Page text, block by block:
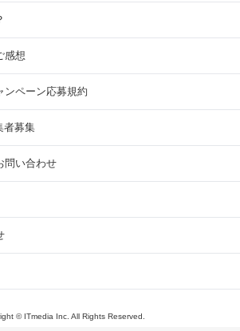
感想
ンペーン応募規約
者募集
問い合わせ
© ITmedia Inc. All Rights Reserved.